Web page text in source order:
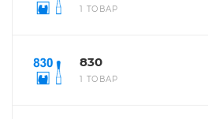
1 ТОВАР
830
1 ТОВАР